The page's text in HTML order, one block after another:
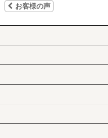
お客様の声